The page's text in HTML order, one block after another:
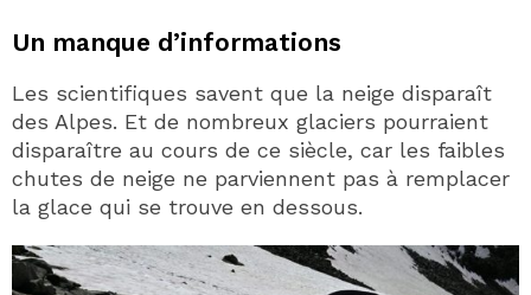
Un manque d’informations
Les scientifiques savent que la neige disparaît
des Alpes. Et de nombreux glaciers pourraient
disparaître au cours de ce siècle, car les faibles
chutes de neige ne parviennent pas à remplacer
la glace qui se trouve en dessous.